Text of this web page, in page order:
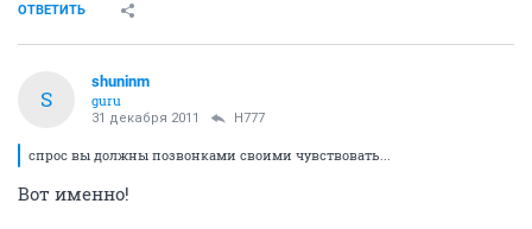
ОТВЕТИТЬ
S
shuninm
guru
31 декабря 2011 H777
спрос вы должны позвонками своими чувствовать...
Вот именно!